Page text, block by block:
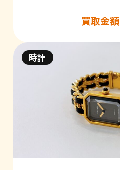
買取金額
時計